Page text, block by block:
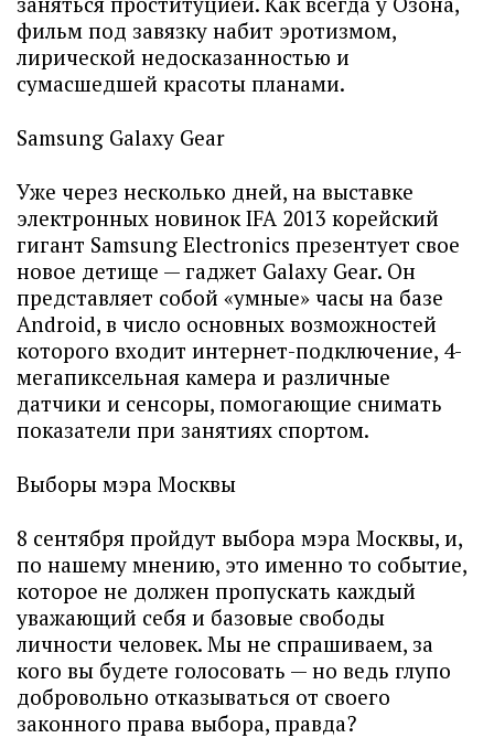
фильм под завязку набит эротизмом,
лирической недосказанностью и
сумасшедшей красоты планами.
Samsung Galaxy Gear
Уже через несколько дней, на выставке
электронных новинок IFA 2013 корейский
гигант Samsung Electronics презентует свое
новое детище — гаджет Galaxy Gear. Он
представляет собой «умные» часы на базе
Android, в число основных возможностей
которого входит интернет-подключение, 4-
мегапиксельная камера и различные
датчики и сенсоры, помогающие снимать
показатели при занятиях спортом.
Выборы мэра Москвы
8 сентября пройдут выбора мэра Москвы, и,
по нашему мнению, это именно то событие,
которое не должен пропускать каждый
уважающий себя и базовые свободы
личности человек. Мы не спрашиваем, за
кого вы будете голосовать — но ведь глупо
добровольно отказываться от своего
законного права выбора, правда?